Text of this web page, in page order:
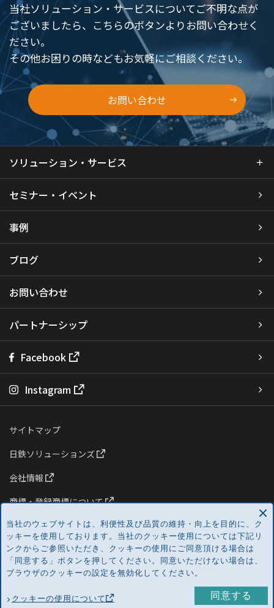
当社ソリューション・サービスについてご不明な点が
ございましたら、こちらのボタンよりお問い合わせく
ださい。
その他お困りの時などもお気軽にご相談ください。
お問い合わせ
ソリューション・サービス
セミナー・イベント
事例
ブログ
お問い合わせ
パートナーシップ
Facebook
Instagram
サイトマップ
日鉄ソリューションズ
会社情報
商標・登録商標について
プライバシーポリシー
クッキーの使用について
Copyright ©2026 NS Solutions Corporation. All Rights Reserved.
当社のウェブサイトは、利便性及び品質の維持・向上を目的に、ク
ッキーを使用しております。当社のクッキー使用については下記リ
ンクからご参照いただき、クッキーの使用にご同意頂ける場合は
「同意する」ボタンを押してください。同意いただけない場合は、
ブラウザのクッキーの設定を無効化してください。
クッキーの使用について 同意する